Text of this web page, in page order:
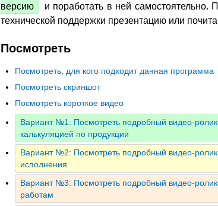
версию
и поработать в ней самостоятельно.
технической поддержки презентацию или
Посмотреть
Посмотреть, для кого подходит данная программа
Посмотреть скриншот
Посмотреть короткое видео
Вариант №1: Посмотреть подробный видео-
калькуляцией по продукции
Вариант №2: Посмотреть подробный видео-
исполнения
Вариант №3: Посмотреть подробный видео-
работам